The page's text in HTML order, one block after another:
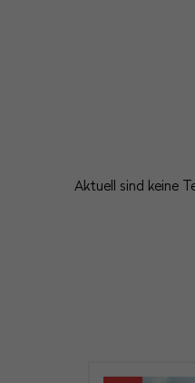
Aktuell sind keine